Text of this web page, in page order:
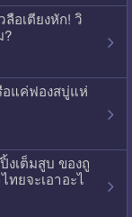
อเตียงหัก! วิ
?
อแค่ฟองสบู่แห่
งเต็มสูบ ของถู
ยจะเอาอะไ